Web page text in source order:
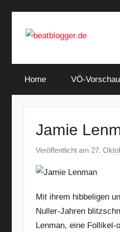
Inhalt
and
the
Home VÖ-Vorschau
Jamie
Veröffentlicht am 27.
Mit ihrem hibbeligen
Nuller-Jahren
Lenman, eine